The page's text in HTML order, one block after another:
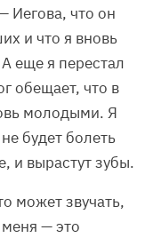
Иегова, что он
и что я вновь
еще я перестал
обещает, что в
молодыми. Я
будет болеть
и вырастут зубы.
может звучать,
— это